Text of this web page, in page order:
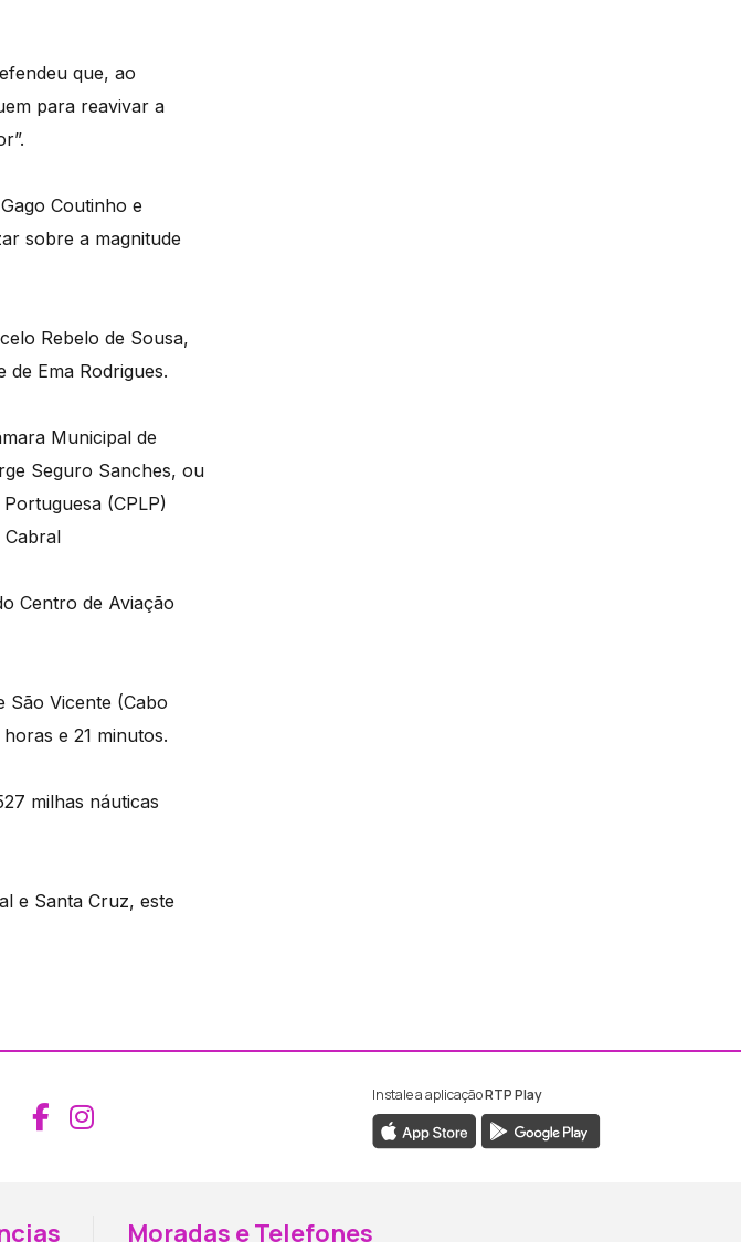
que, ao
para reavivar a
Coutinho e
sobre a magnitude
Rebelo de Sousa,
Ema Rodrigues.
Municipal de
Seguro Sanches, ou
(CPLP)
Cabral
Centro de Aviação
São Vicente (Cabo
e 21 minutos.
milhas náuticas
e Santa Cruz, este
Aceder ao Facebook da RTP Madeira
Aceder ao Instagram da RTP Madeira
Instale a aplicaçãoRTP Play
Moradas e Telefones